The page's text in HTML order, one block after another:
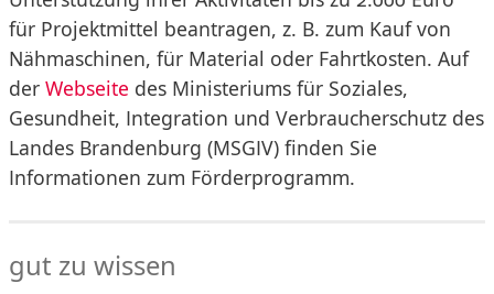
für Projektmittel beantragen, z. B. zum Kauf von
Nähmaschinen, für Material oder Fahrtkosten. Auf
der Webseite des Ministeriums für Soziales,
Gesundheit, Integration und Verbraucherschutz des
Landes Brandenburg (MSGIV) finden Sie
Informationen zum Förderprogramm.
gut zu wissen